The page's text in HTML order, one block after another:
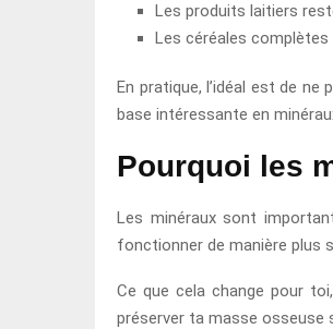
Les produits laitiers
Les céréales
En pratique, l’idéal est de ne
base intéressante en
Pourquoi les
Les minéraux sont
fonctionner de manière plus
Ce que cela change pour
préserver ta masse osseuse